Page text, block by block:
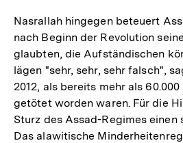
Nasrallah hingegen beteuert
nach Beginn der Revolution
glaubten, die Aufständischen
lägen "sehr, sehr, sehr falsch",
2012, als bereits mehr als
getötet worden waren. Für die
Sturz des Assad-Regimes einen
Das alawitische